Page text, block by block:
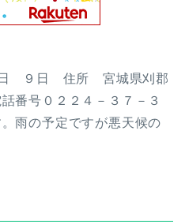
日 ９日 住所 宮城県刈郡
番号０２２４－３７－３
雨の予定ですが悪天候の